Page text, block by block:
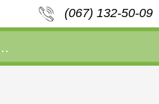
(067) 132-50-09